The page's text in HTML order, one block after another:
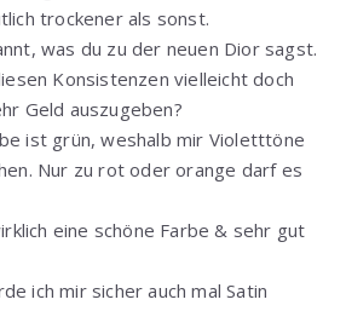
trockener als sonst.
was du zu der neuen Dior sagst.
Konsistenzen vielleicht doch
Geld auszugeben?
ist grün, weshalb mir Violetttöne
Nur zu rot oder orange darf es
eine schöne Farbe & sehr gut
ich mir sicher auch mal Satin